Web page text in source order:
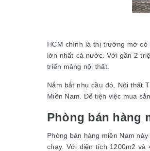
HCM chính là thị trường mở
lớn nhất cả nước. Với gần 2
triển mảng nội thất.
Nắm bắt nhu cầu đó, Nội thất
Miền Nam. Để tiện việc mua
Phòng bán hàng
Phòng bán hàng miền Nam
chạy. Với diện tích 1200m2